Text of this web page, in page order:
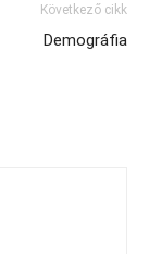
Következő cikk
Demográfia